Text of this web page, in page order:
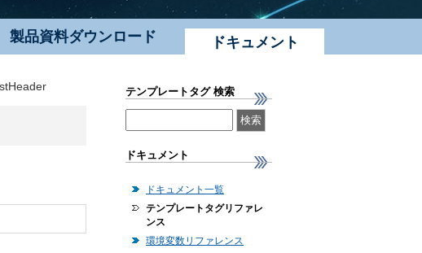
製品資料ダウンロード ドキュメント
テンプレートタグ 検索
ドキュメント
ドキュメント一覧
テンプレートタグリファレ
ンス
環境変数リファレンス